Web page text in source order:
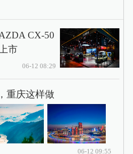
CX-50
市
06-12 08:29
重庆这样做
06-12 09:55